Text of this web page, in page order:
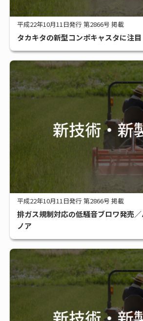
平成22年10月11日発行 第2866号 掲載
タカキタの新型コンポキャスタに注目
平成22年10月11日発行 第2866号 掲載
排ガス規制対応の低騒音ブロワ発売
ノア